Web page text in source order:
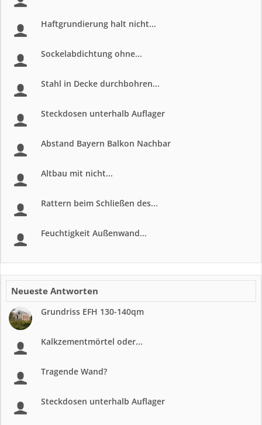
Haftgrundierung halt nicht...
Sockelabdichtung ohne...
Stahl in Decke durchbohren...
Steckdosen unterhalb Auflager
Abstand Bayern Balkon Nachbar
Altbau mit nicht...
Rattern beim Schließen des...
Feuchtigkeit Außenwand...
Neueste Antworten
Grundriss EFH 130-140qm
Kalkzementmörtel oder...
Tragende Wand?
Steckdosen unterhalb Auflager